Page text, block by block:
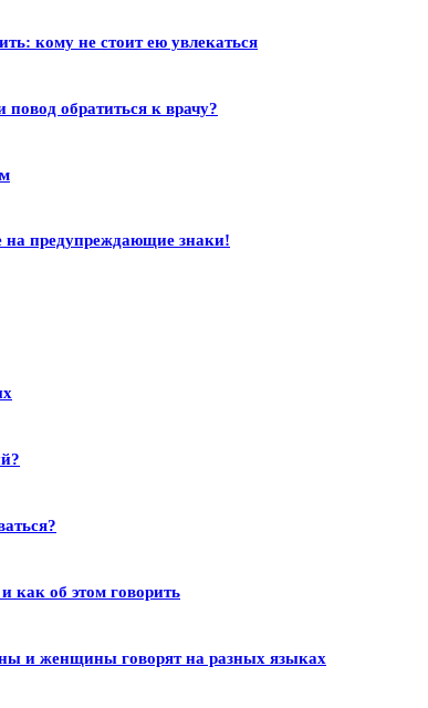
кому не стоит ею увлекаться
повод обратиться к врачу?
на предупреждающие знаки!
как об этом говорить
и женщины говорят на разных языках